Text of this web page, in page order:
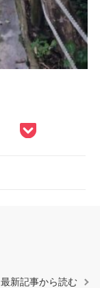
最新記事から読む